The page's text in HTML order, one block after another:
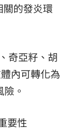
關的發炎環
奇亞籽、胡
內可轉化為
。
要性